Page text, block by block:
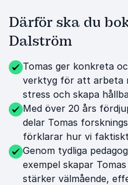
Därför ska du
Dalström
Tomas ger konkreta
verktyg för att arbeta
stress och skapa
Med över 20 års
delar Tomas
förklarar hur vi
Genom tydliga
exempel skapar
stärker välmående,